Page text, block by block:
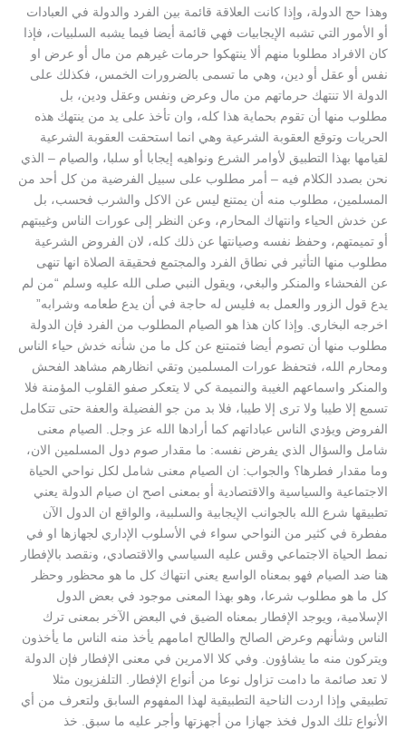
وهذا حج الدولة، وإذا كانت العلاقة قائمة بين الفرد والدولة في العبادات
أو الأمور التي تشبه الإيجابيات فهي قائمة أيضا فيما يشبه السلبيات، فإذا
كان الافراد مطلوبا منهم ألا ينتهكوا حرمات غيرهم من مال أو عرض او
نفس أو عقل أو دين، وهي ما تسمى بالضرورات الخمس، فكذلك على
الدولة الا تنتهك حرماتهم من مال وعرض ونفس وعقل ودين، بل
مطلوب منها أن تقوم بحماية هذا كله، وان تأخذ على يد من ينتهك هذه
الحريات وتوقع العقوبة الشرعية وهي انما استحقت العقوبة الشرعية
لقيامها بهذا التطبيق لأوامر الشرع ونواهيه إيجابا أو سلبا، والصيام – الذي
نحن بصدد الكلام فيه – أمر مطلوب على سبيل الفرضية من كل أحد من
المسلمين، مطلوب منه أن يمتنع ليس عن الاكل والشرب فحسب، بل
عن خدش الحياء وانتهاك المحارم، وعن النظر إلى عورات الناس وغيبتهم
أو تميمتهم، وحفظ نفسه وصيانتها عن ذلك كله، لان الفروض الشرعية
مطلوب منها التأثير في نطاق الفرد والمجتمع فحقيقة الصلاة انها تنهى
عن الفحشاء والمنكر والبغي، ويقول النبي صلى الله عليه وسلم “من لم
يدع قول الزور والعمل به فليس له حاجة في أن يدع طعامه وشرابه”
اخرجه البخاري. وإذا كان هذا هو الصيام المطلوب من الفرد فإن الدولة
مطلوب منها أن تصوم أيضا فتمتنع عن كل ما من شأنه خدش حياء الناس
ومحارم الله، فتحفظ عورات المسلمين وتقي انظارهم مشاهد الفحش
والمنكر واسماعهم الغيبة والنميمة كي لا يتعكر صفو القلوب المؤمنة فلا
تسمع إلا طيبا ولا ترى إلا طيبا، فلا بد من جو الفضيلة والعفة حتى تتكامل
الفروض ويؤدي الناس عباداتهم كما أرادها الله عز وجل. الصيام معنى
شامل والسؤال الذي يفرض نفسه: ما مقدار صوم دول المسلمين الان،
وما مقدار فطرها؟ والجواب: ان الصيام معنى شامل لكل نواحي الحياة
الاجتماعية والسياسية والاقتصادية أو بمعنى اصح ان صيام الدولة يعني
تطبيقها شرع الله بالجوانب الإيجابية والسلبية، والواقع ان الدول الآن
مفطرة في كثير من النواحي سواء في الأسلوب الإداري لجهازها او في
نمط الحياة الاجتماعي وقس عليه السياسي والاقتصادي، ونقصد بالإفطار
هنا ضد الصيام فهو بمعناه الواسع يعني انتهاك كل ما هو محظور وحظر
كل ما هو مطلوب شرعا، وهو بهذا المعنى موجود في بعض الدول
الإسلامية، ويوجد الإفطار بمعناه الضيق في البعض الآخر بمعنى ترك
الناس وشأنهم وعرض الصالح والطالح امامهم يأخذ منه الناس ما يأخذون
ويتركون منه ما يشاؤون. وفي كلا الامرين في معنى الإفطار فإن الدولة
لا تعد صائمة ما دامت تزاول نوعا من أنواع الإفطار. التلفزيون مثلا
تطبيقي وإذا اردت الناحية التطبيقية لهذا المفهوم السابق ولتعرف من أي
الأنواع تلك الدول فخذ جهازا من أجهزتها وأجر عليه ما سبق. خذ